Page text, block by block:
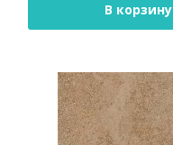
В корзину